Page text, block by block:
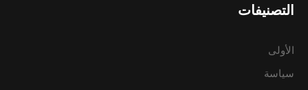
التصنيفات
الأولى
سياسة